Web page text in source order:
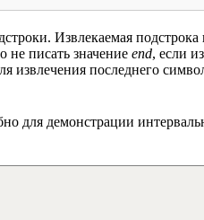
Извлекаемая
писать значение end, если
извлечения последнего
демонстрации